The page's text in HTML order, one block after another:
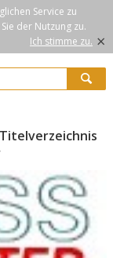
Service zu
der Nutzung zu.
Ich stimme zu. ×
Titelverzeichnis